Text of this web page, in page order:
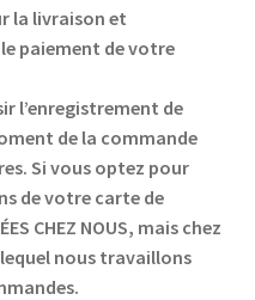
la livraison et
paiement de votre
l’enregistrement de
de la commande
Si vous optez pour
de votre carte de
CHEZ NOUS, mais chez
nous travaillons